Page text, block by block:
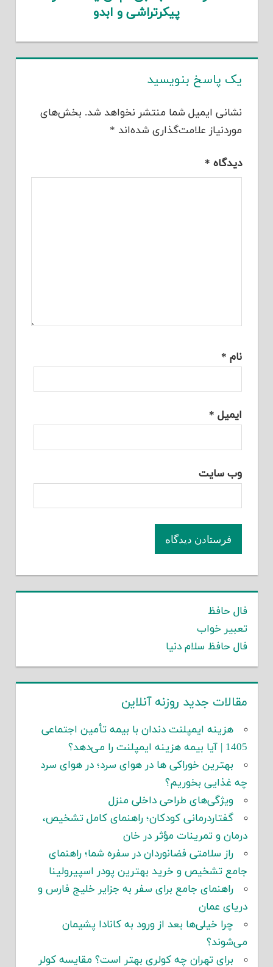
پیکرتراشی و ابدو
یک پاسخ بنویسید
نشانی ایمیل شما منتشر نخواهد شد. بخش‌های
موردنیاز علامت‌گذاری شده‌اند *
دیدگاه *
نام *
ایمیل *
وب‌ سایت
فال حافظ
تعبیر خواب
فال حافظ سلام دنیا
مقالات جدید روزنه آنلاین
هزینه ایمپلنت دندان با بیمه تأمین اجتماعی
1405 | آیا بیمه هزینه ایمپلنت را می‌دهد؟
بهترین خوراکی ها در هوای سرد؛ در هوای سرد
چه غذایی بخوریم؟
ویژگی‌های طراحی داخلی منزل
گفتاردرمانی کودکان؛ راهنمای کامل تشخیص،
درمان و تمرینات مؤثر در خان
راز سلامتی فضانوردان در سفره شما؛ راهنمای
جامع تشخیص و خرید بهترین پودر اسپیرولینا
راهنمای جامع برای سفر به جزایر خلیج فارس و
دریای عمان
چرا خیلی‌ها بعد از ورود به کانادا پشیمان
می‌شوند؟
برای تهران چه کولری بهتر است؟ مقایسه کولر